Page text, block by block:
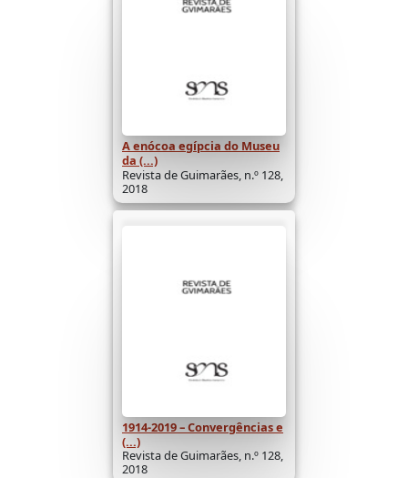
A enócoa egípcia do Museu
da (...)
Revista de Guimarães, n.º 128,
2018
1914-2019 – Convergências e
(...)
Revista de Guimarães, n.º 128,
2018